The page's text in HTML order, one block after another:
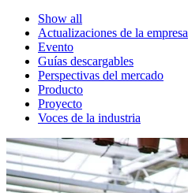
Show all
Actualizaciones de la empresa
Evento
Guías descargables
Perspectivas del mercado
Producto
Proyecto
Voces de la industria